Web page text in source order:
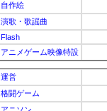
自作絵
演歌・歌謡曲
Flash
アニメゲーム映像特設
運営
格闘ゲーム